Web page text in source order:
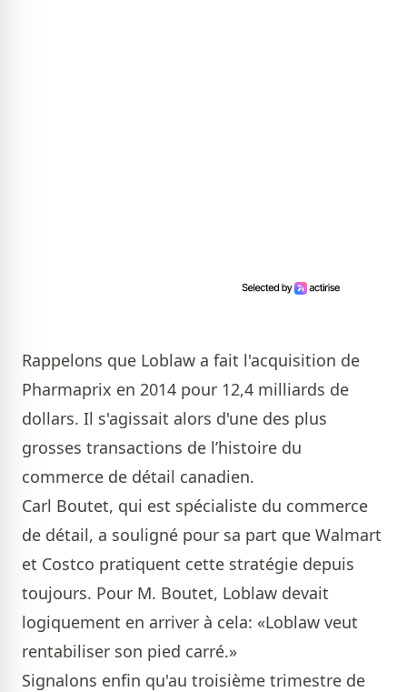
Rappelons que Loblaw a fait l'acquisition de
Pharmaprix en 2014 pour 12,4 milliards de
dollars. Il s'agissait alors d'une des plus
grosses transactions de l’histoire du
commerce de détail canadien.
Carl Boutet, qui est spécialiste du commerce
de détail, a souligné pour sa part que Walmart
et Costco pratiquent cette stratégie depuis
toujours. Pour M. Boutet, Loblaw devait
logiquement en arriver à cela: «Loblaw veut
rentabiliser son pied carré.»
Signalons enfin qu'au troisième trimestre de